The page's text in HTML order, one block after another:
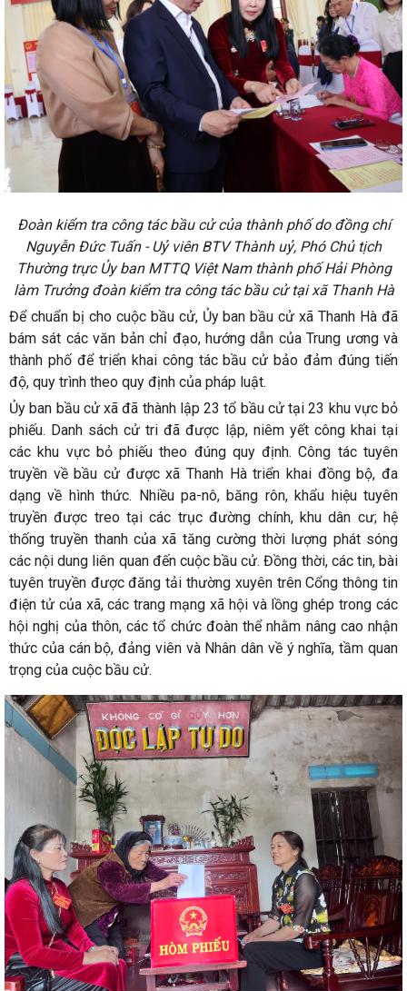
Đoàn kiểm tra công tác bầu cử của thành phố do đồng chí
Nguyễn Đức Tuấn - Uỷ viên BTV Thành uỷ, Phó Chủ tịch
Thường trực Ủy ban MTTQ Việt Nam thành phố Hải Phòng
làm Trưởng đoàn kiểm tra công tác bầu cử tại xã Thanh Hà
Để chuẩn bị cho cuộc bầu cử, Ủy ban bầu cử xã Thanh Hà đã
bám sát các văn bản chỉ đạo, hướng dẫn của Trung ương và
thành phố để triển khai công tác bầu cử bảo đảm đúng tiến
độ, quy trình theo quy định của pháp luật.
Ủy ban bầu cử xã đã thành lập 23 tổ bầu cử tại 23 khu vực bỏ
phiếu. Danh sách cử tri đã được lập, niêm yết công khai tại
các khu vực bỏ phiếu theo đúng quy định. Công tác tuyên
truyền về bầu cử được xã Thanh Hà triển khai đồng bộ, đa
dạng về hình thức. Nhiều pa-nô, băng rôn, khẩu hiệu tuyên
truyền được treo tại các trục đường chính, khu dân cư; hệ
thống truyền thanh của xã tăng cường thời lượng phát sóng
các nội dung liên quan đến cuộc bầu cử. Đồng thời, các tin, bài
tuyên truyền được đăng tải thường xuyên trên Cổng thông tin
điện tử của xã, các trang mạng xã hội và lồng ghép trong các
hội nghị của thôn, các tổ chức đoàn thể nhằm nâng cao nhận
thức của cán bộ, đảng viên và Nhân dân về ý nghĩa, tầm quan
trọng của cuộc bầu cử.